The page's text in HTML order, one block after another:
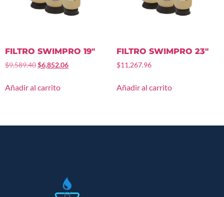
FILTRO SWIMPRO 19″
$9,589.40$6,852.06
Añadir al carrito
FILTRO SWIMPRO 23″
$11,267.96
Añadir al carrito